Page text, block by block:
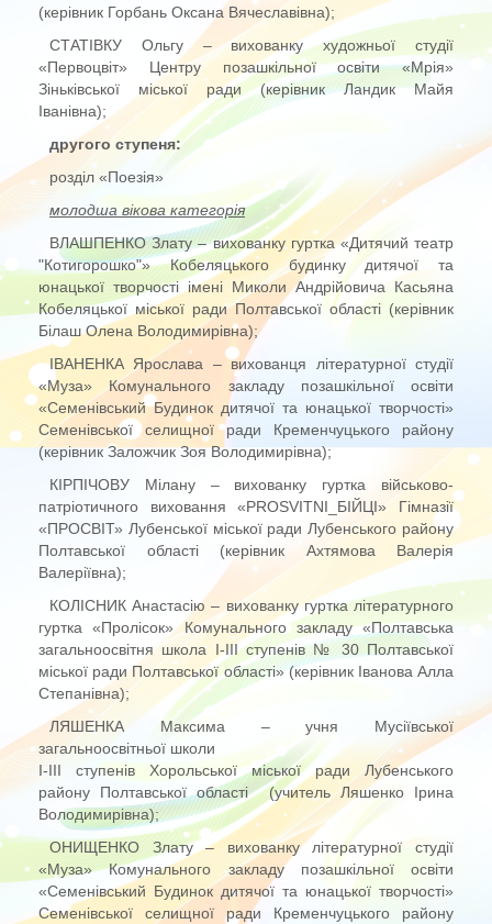
(керівник Горбань Оксана Вячеславівна);
СТАТІВКУ Ольгу – вихованку художньої студії
«Первоцвіт» Центру позашкільної освіти «Мрія»
Зіньківської міської ради (керівник Ландик Майя
Іванівна);
другого ступеня:
розділ «Поезія»
молодша вікова категорія
ВЛАШПЕНКО Злату – вихованку гуртка «Дитячий театр
"Котигорошко"» Кобеляцького будинку дитячої та
юнацької творчості імені Миколи Андрійовича Касьяна
Кобеляцької міської ради Полтавської області (керівник
Білаш Олена Володимирівна);
ІВАНЕНКА Ярослава – вихованця літературної студії
«Муза» Комунального закладу позашкільної освіти
«Семенівський Будинок дитячої та юнацької творчості»
Семенівської селищної ради Кременчуцького району
(керівник Заложчик Зоя Володимирівна);
КІРПІЧОВУ Мілану – вихованку гуртка військово-
патріотичного виховання «PROSVITNI_БІЙЦІ» Гімназії
«ПРОСВІТ» Лубенської міської ради Лубенського району
Полтавської області (керівник Ахтямова Валерія
Валеріївна);
КОЛІСНИК Анастасію – вихованку гуртка літературного
гуртка «Пролісок» Комунального закладу «Полтавська
загальноосвітня школа І-ІІІ ступенів № 30 Полтавської
міської ради Полтавської області» (керівник Іванова Алла
Степанівна);
ЛЯШЕНКА Максима – учня Мусіївської
загальноосвітньої школи
І-ІІІ ступенів Хорольської міської ради Лубенського
району Полтавської області (учитель Ляшенко Ірина
Володимирівна);
ОНИЩЕНКО Злату – вихованку літературної студії
«Муза» Комунального закладу позашкільної освіти
«Семенівський Будинок дитячої та юнацької творчості»
Семенівської селищної ради Кременчуцького району